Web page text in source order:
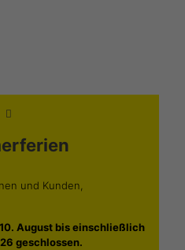
und Kunden,
August bis einschließlich
geschlossen.